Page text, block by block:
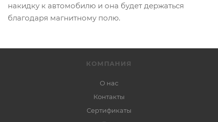
накидку к автомобилю и она будет держаться
благодаря магнитному полю.
КОМПАНИЯ
О нас
Контакты
Сертификаты